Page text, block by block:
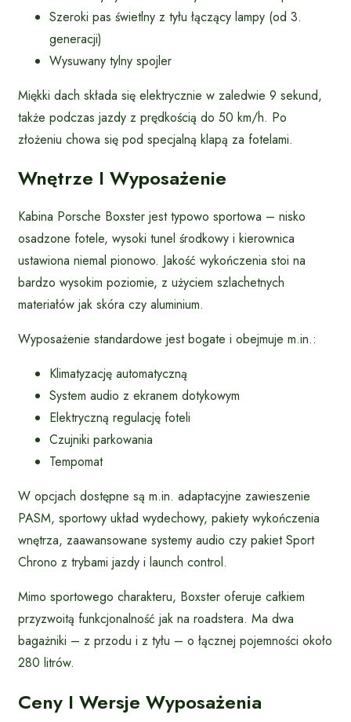
Szeroki pas świetlny z tyłu łączący lampy (od 3.
generacji)
Wysuwany tylny spojler
Miękki dach składa się elektrycznie w zaledwie 9 sekund,
także podczas jazdy z prędkością do 50 km/h. Po
złożeniu chowa się pod specjalną klapą za fotelami.
Wnętrze I Wyposażenie
Kabina Porsche Boxster jest typowo sportowa – nisko
osadzone fotele, wysoki tunel środkowy i kierownica
ustawiona niemal pionowo. Jakość wykończenia stoi na
bardzo wysokim poziomie, z użyciem szlachetnych
materiałów jak skóra czy aluminium.
Wyposażenie standardowe jest bogate i obejmuje m.in.:
Klimatyzację automatyczną
System audio z ekranem dotykowym
Elektryczną regulację foteli
Czujniki parkowania
Tempomat
W opcjach dostępne są m.in. adaptacyjne zawieszenie
PASM, sportowy układ wydechowy, pakiety wykończenia
wnętrza, zaawansowane systemy audio czy pakiet Sport
Chrono z trybami jazdy i launch control.
Mimo sportowego charakteru, Boxster oferuje całkiem
przyzwoitą funkcjonalność jak na roadstera. Ma dwa
bagażniki – z przodu i z tyłu – o łącznej pojemności około
280 litrów.
Ceny I Wersje Wyposażenia